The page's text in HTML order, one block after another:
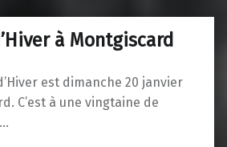
à Montgiscard
est dimanche 20 janvier
C’est à une vingtaine de